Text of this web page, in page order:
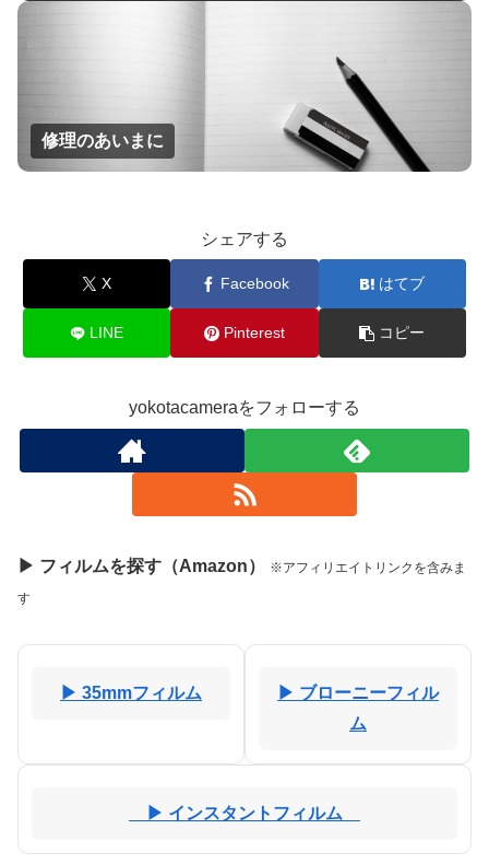
修理のあいまに
シェアする
X Facebook はてブ
LINE Pinterest コピー
yokotacameraをフォローする
▶ フィルムを探す（Amazon）
※アフィリエイトリンクを含みま
す
▶ 35mmフィルム
▶ ブローニーフィル
ム
▶ インスタントフィルム